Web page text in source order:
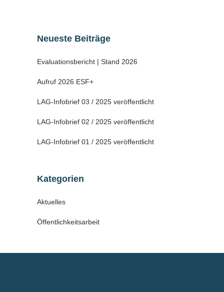
Neueste Beiträge
Evaluationsbericht | Stand 2026
Aufruf 2026 ESF+
LAG-Infobrief 03 / 2025 veröffentlicht
LAG-Infobrief 02 / 2025 veröffentlicht
LAG-Infobrief 01 / 2025 veröffentlicht
Kategorien
Aktuelles
Öffentlichkeitsarbeit